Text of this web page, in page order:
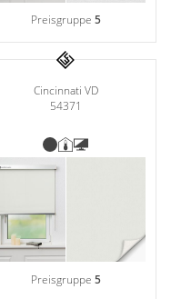
Preisgruppe 5
Cincinnati VD
54371
Preisgruppe 5